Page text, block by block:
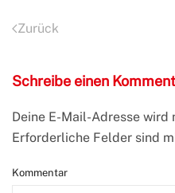
Zurück
Schreibe einen
Deine E-Mail-Adresse
Erforderliche Felder sind
Kommentar